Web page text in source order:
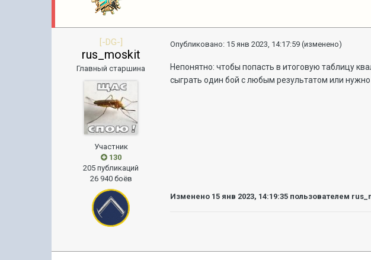
[-DG-]
rus_moskit
Главный старшина
Участник
130
205 публикаций
26 940 боёв
Опубликовано: 15 янв 2023, 14:17:59 (изменено)
Непонятно: чтобы попасть в итоговую таблицу
сыграть один бой с любым результатом или нужно
Изменено 15 янв 2023, 14:19:35 пользователем